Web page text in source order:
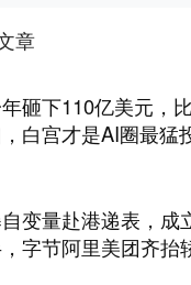
章
砸下110亿美元，
白宫才是AI圈最猛
变量赴港递表，成
字节阿里美团齐抬